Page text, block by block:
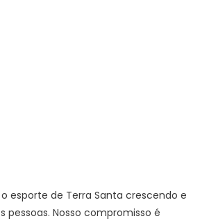
esporte de Terra Santa crescendo e
pessoas. Nosso compromisso é